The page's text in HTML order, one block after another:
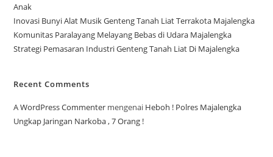
Anak
Inovasi Bunyi Alat Musik Genteng Tanah Liat Terrakota Majalengka
Komunitas Paralayang Melayang Bebas di Udara Majalengka
Strategi Pemasaran Industri Genteng Tanah Liat Di Majalengka
Recent Comments
A WordPress Commenter mengenai Heboh ! Polres Majalengka
Ungkap Jaringan Narkoba , 7 Orang !